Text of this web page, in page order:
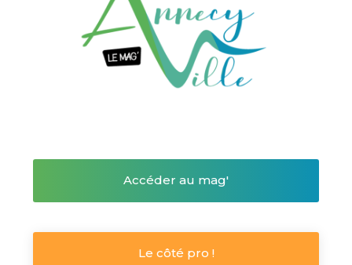
Accéder au mag'
Le côté pro !